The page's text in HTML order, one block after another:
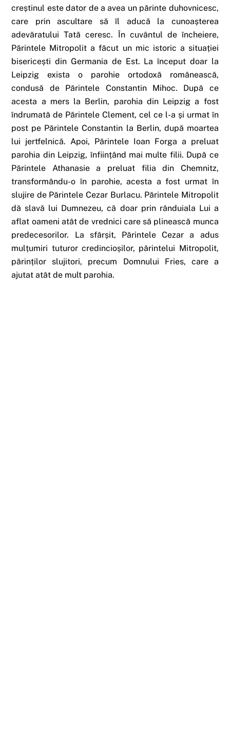
creștinul este dator de a avea un părinte duhovnicesc,
care prin ascultare să îl aducă la cunoașterea
adevăratului Tată ceresc. În cuvântul de încheiere,
Părintele Mitropolit a făcut un mic istoric a situației
bisericești din Germania de Est. La început doar la
Leipzig exista o parohie ortodoxă românească,
condusă de Părintele Constantin Mihoc. După ce
acesta a mers la Berlin, parohia din Leipzig a fost
îndrumată de Părintele Clement, cel ce l-a și urmat în
post pe Părintele Constantin la Berlin, după moartea
lui jertfelnică. Apoi, Părintele Ioan Forga a preluat
parohia din Leipzig, înființând mai multe filii. După ce
Părintele Athanasie a preluat filia din Chemnitz,
transformându-o în parohie, acesta a fost urmat în
slujire de Părintele Cezar Burlacu. Părintele Mitropolit
dă slavă lui Dumnezeu, că doar prin rânduiala Lui a
aflat oameni atât de vrednici care să plinească munca
predecesorilor. La sfârșit, Părintele Cezar a adus
mulțumiri tuturor credincioșilor, părintelui Mitropolit,
părinților slujitori, precum Domnului Fries, care a
ajutat atât de mult parohia.